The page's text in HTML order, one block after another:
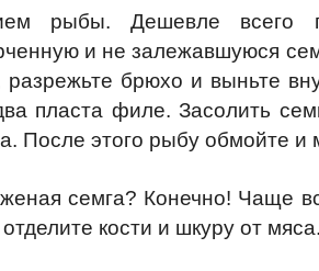
рыбы. Дешевле всего
и не залежавшуюся
разрежьте брюхо и выньте
пласта филе. Засолить
После этого рыбу обмойте
семга? Конечно! Чаще
кости и шкуру от